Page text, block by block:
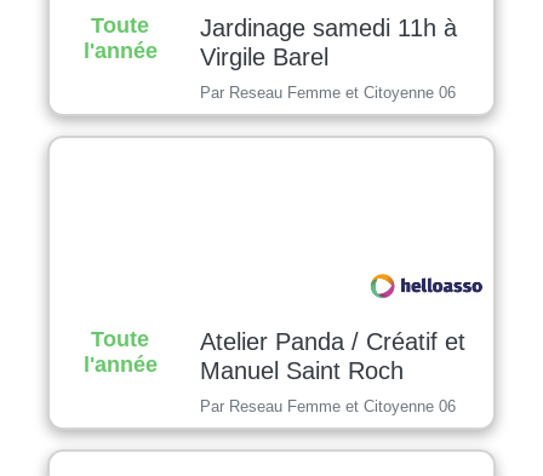
Toute
l'année
Jardinage samedi 11h à
Virgile Barel
Par Reseau Femme et Citoyenne 06
Toute
l'année
Atelier Panda / Créatif et
Manuel Saint Roch
Par Reseau Femme et Citoyenne 06